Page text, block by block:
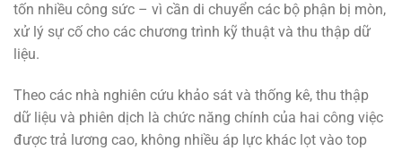
tốn nhiều công sức – vì cần di chuyển các bộ phận bị mòn,
xử lý sự cố cho các chương trình kỹ thuật và thu thập dữ
liệu.
Theo các nhà nghiên cứu khảo sát và thống kê, thu thập
dữ liệu và phiên dịch là chức năng chính của hai công việc
được trả lương cao, không nhiều áp lực khác lọt vào top